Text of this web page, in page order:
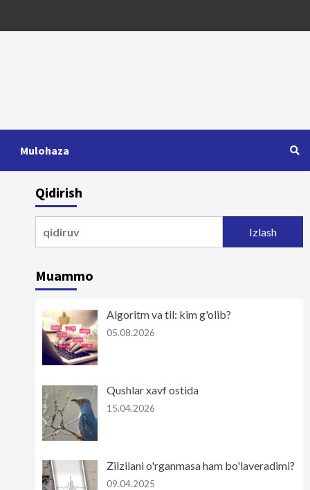
Mulohaza
Qidirish
Muammo
Algoritm va til: kim g'olib?
05.08.2026
Qushlar xavf ostida
15.04.2026
Zilzilani o'rganmasa ham bo'laveradimi?
09.04.2025